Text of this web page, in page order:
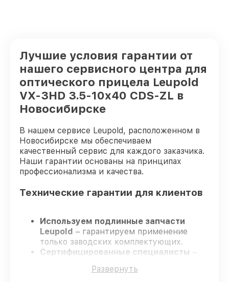
Лучшие условия гарантии от
нашего сервисного центра для
оптического прицела Leupold
VX-3HD 3.5-10x40 CDS-ZL в
Новосибирске
В нашем сервисе Leupold, расположенном в
Новосибирске мы обеспечиваем
качественный сервис для каждого заказчика.
Наши гарантии основаны на принципах
профессионализма и качества.
Технические гарантии для клиентов
Используем подлинные запчасти
Leupold – гарантируем применение
только заводских комплектующих.
Сертифицированные специалисты –
гарантирует качество выполняемых
Развернуть